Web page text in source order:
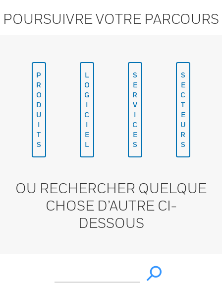
POURSUIVRE VOTRE PARCOURS
P
R
O
D
U
I
T
S
L
O
G
I
C
I
E
L
S
E
R
V
I
C
E
S
S
E
C
T
E
U
R
S
OU RECHERCHER QUELQUE
CHOSE D’AUTRE CI-
DESSOUS